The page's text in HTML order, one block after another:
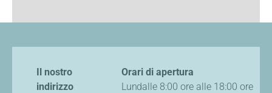
Il nostro
indirizzo
Orari di apertura
Lundalle 8:00 ore alle 18:00 ore